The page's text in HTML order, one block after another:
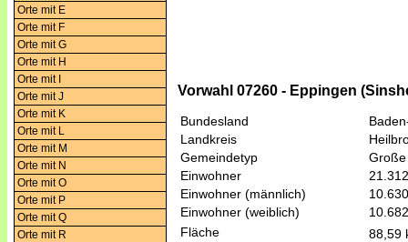
Orte mit E
Orte mit F
Orte mit G
Orte mit H
Orte mit I
Orte mit J
Orte mit K
Orte mit L
Orte mit M
Orte mit N
Orte mit O
Orte mit P
Orte mit Q
Orte mit R
Vorwahl 07260 - Eppingen
Bundesland
Landkreis
Gemeindetyp
Einwohner
21.312
Einwohner (männlich)
10.630
Einwohner (weiblich)
10.682
Fläche
88,59